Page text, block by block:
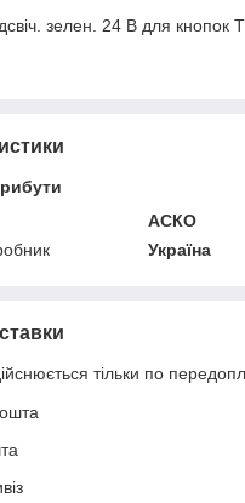
зелен. 24 В для кнопок
АСКО
Україна
тільки по